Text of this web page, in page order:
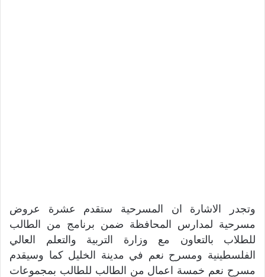
وتجدر الاشارة ان المسرحية ستقدم عشرة عروض
مسرحية لمدارس المحافظة ضمن برنامج من الطالب
للطلاب بالتعاون مع وزارة التربية والتعلم العالي
الفلسطينية ومسرح نعم في مدينة الخليل كما وسيقدم
مسرح نعم خمسة اعمال من الطالب للطالب بمجموعات